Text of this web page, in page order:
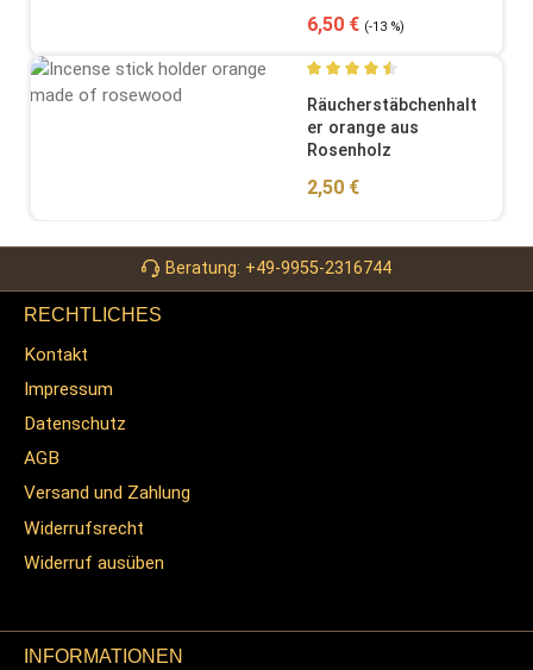
Verkaufspreis:
6,50 € Regulärer Preis:
(-13 %)
Durchschnittliche
Räucherstäbchenhalt
er orange aus
Rosenholz
Regulärer Preis:
2,50 €
Beratung: +49-9955-2316744
RECHTLICHES
Kontakt
Impressum
Datenschutz
AGB
Versand und Zahlung
Widerrufsrecht
Widerruf ausüben
INFORMATIONEN